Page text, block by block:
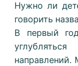
Нужно ли
говорить
В первый
направлений.